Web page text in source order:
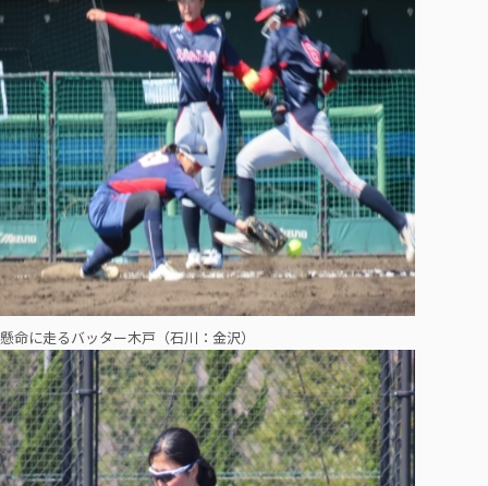
懸命に走るバッター木戸（石川：金沢）